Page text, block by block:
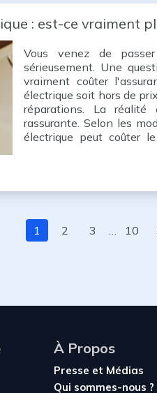
: est-ce vraiment
Vous venez de
sérieusement. Une
vraiment coûter
électrique soit hors de
réparations. La
rassurante. Selon les
électrique peut coûter
1 2 3 10
À Propos
Presse et Médias
Qui sommes-nous ?